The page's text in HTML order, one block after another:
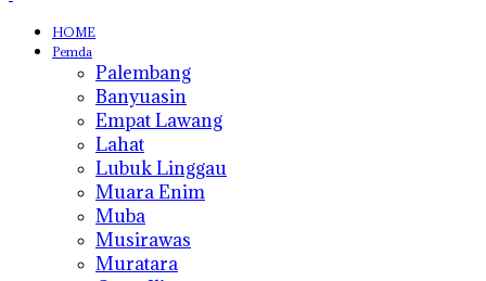
HOME
Pemda
Palembang
Banyuasin
Empat Lawang
Lahat
Lubuk Linggau
Muara Enim
Muba
Musirawas
Muratara